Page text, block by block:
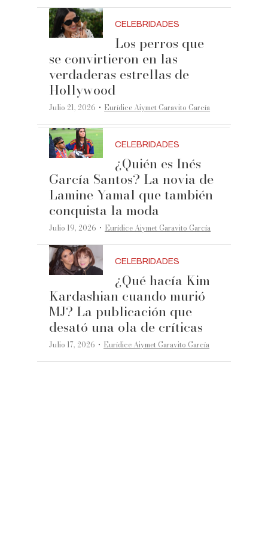
CELEBRIDADES
Los perros que
se convirtieron en las
verdaderas estrellas de
Hollywood
Julio 21, 2026 ·Eurídice Aiymet Garavito García
CELEBRIDADES
¿Quién es Inés
García Santos? La novia de
Lamine Yamal que también
conquista la moda
Julio 19, 2026 ·Eurídice Aiymet Garavito García
CELEBRIDADES
¿Qué hacía Kim
Kardashian cuando murió
MJ? La publicación que
desató una ola de críticas
Julio 17, 2026 ·Eurídice Aiymet Garavito García